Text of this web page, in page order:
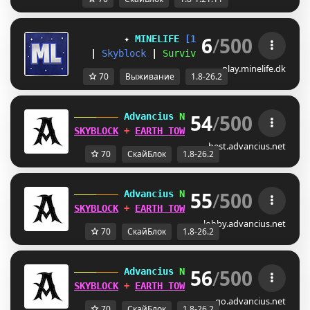
✦ MINELIFE [1.8 - 26.2]
Skyblock Survival | Prison
6/500
play.minelife.dk
70 Выживание 1.8-26.2
Advancius Network [1.8 - 26.2]
SKYBLOCK + EARTH TOWNY UPDATES OUT NOW
54/500
best.advancius.net
70 СкайБлок 1.8-26.2
Advancius Network [1.8 - 26.2]
SKYBLOCK + EARTH TOWNY UPDATES OUT NOW
55/500
lobby.advancius.net
70 СкайБлок 1.8-26.2
Advancius Network [1.8 - 26.2]
SKYBLOCK + EARTH TOWNY UPDATES OUT NOW
56/500
go.advancius.net